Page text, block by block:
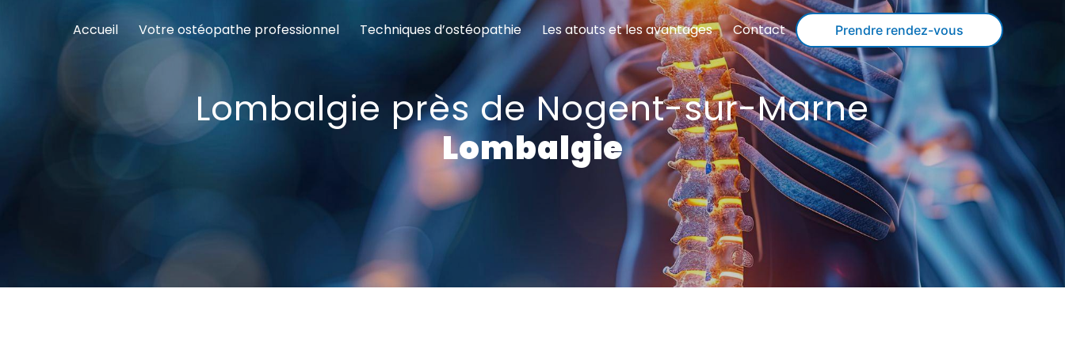
Accueil Votre ostéopathe professionnel Techniques d’ostéopathie Les atouts et les avantages Contact Prendre rendez-vous
Lombalgie près de Nogent-sur-Marne
Lombalgie
Panneau de gestion des cookies